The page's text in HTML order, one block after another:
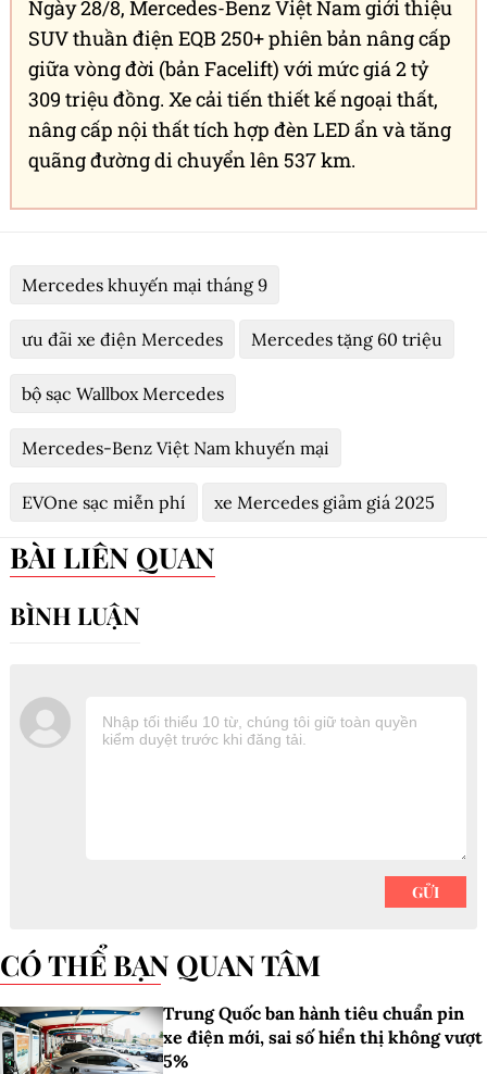
Ngày 28/8, Mercedes-Benz Việt Nam giới thiệu
SUV thuần điện EQB 250+ phiên bản nâng cấp
giữa vòng đời (bản Facelift) với mức giá 2 tỷ
309 triệu đồng. Xe cải tiến thiết kế ngoại thất,
nâng cấp nội thất tích hợp đèn LED ẩn và tăng
quãng đường di chuyển lên 537 km.
Mercedes khuyến mại tháng 9
ưu đãi xe điện Mercedes Mercedes tặng 60 triệu
bộ sạc Wallbox Mercedes
Mercedes-Benz Việt Nam khuyến mại
EVOne sạc miễn phí xe Mercedes giảm giá 2025
BÀI LIÊN QUAN
CÓ THỂ BẠN QUAN TÂM
Trung Quốc ban hành tiêu chuẩn pin
xe điện mới, sai số hiển thị không vượt
5%